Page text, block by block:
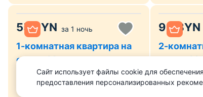
55 BYN за 1 ночь
1-комнатная квартира на
сутки, Минск, ул.
Толбухина, д. 14
Квартира
99 BYN
2-
сутки,
1
Квартира
Сайт использует файлы cookie для
предоставления персонализированных